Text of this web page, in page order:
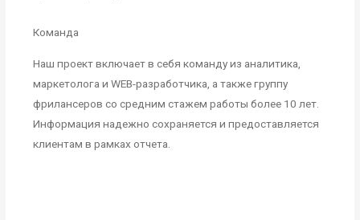
Команда
Наш проект включает в себя команду из аналитика,
маркетолога и WEB-разработчика, а также группу
фрилансеров со средним стажем работы более 10 лет.
Информация надежно сохраняется и предоставляется
клиентам в рамках отчета.